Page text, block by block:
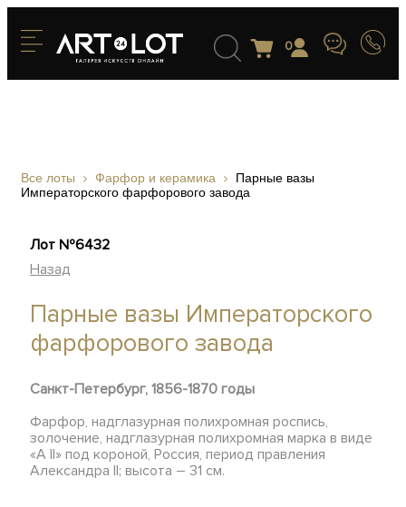
0
Все лоты Фарфор и керамика
Парные вазы
Императорского фарфорового завода
Лот №6432
Назад
Парные вазы Императорского
фарфорового завода
Санкт-Петербург, 1856-1870 годы
Фарфор, надглазурная полихромная роспись,
золочение, надглазурная полихромная марка в виде
«А II» под короной, Россия, период правления
Александра II; высота – 31 см.